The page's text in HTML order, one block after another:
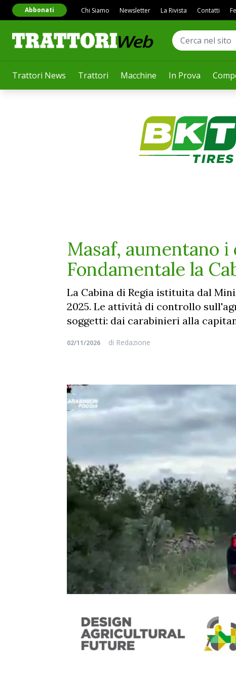
Trattori News Trattori Macchine In Prova
Abbonati Chi Siamo Newsletter La Rivista Contatti
Masaf, aumentano
Fondamentale la
La Cabina di Regia istituita dal
2025. Le attività di controllo
soggetti: dai carabinieri alla
02/11/2026 di Redazione